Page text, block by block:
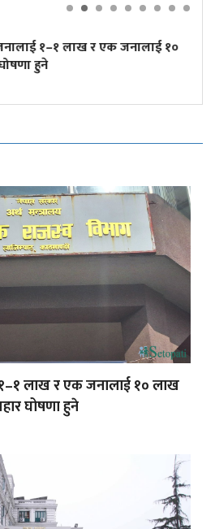
जनालाई १०
लाख र एक जनालाई १० लाख
घोषणा हुने